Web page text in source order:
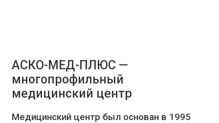
АСКО-МЕД-ПЛЮС —
многопрофильный
медицинский центр
Медицинский центр был основан в 1995